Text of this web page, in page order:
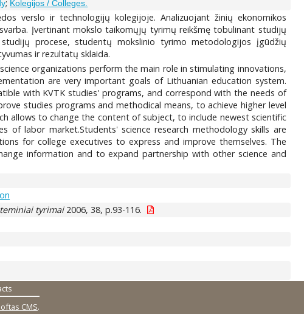
; Kolegijos / Colleges.
verslo ir technologijų kolegijoje. Analizuojant žinių ekonomikos
Įvertinant mokslo taikomųjų tyrimų reikšmę tobulinant studijų
procese, studentų mokslinio tyrimo metodologijos įgūdžių
ir rezultatų sklaida.
organizations perform the main role in stimulating innovations,
are very important goals of Lithuanian education system.
with KVTK studies' programs, and correspond with the needs of
studies programs and methodical means, to achieve higher level
allows to change the content of subject, to include newest scientific
labor market.Students' science research methodology skills are
for college executives to express and improve themselves. The
information and to expand partnership with other science and
tyrimai2006, 38, p.93-116.
CMS.